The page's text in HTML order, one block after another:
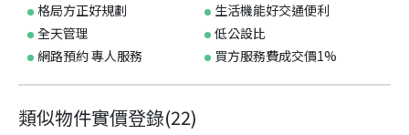
格局方正好規劃
生活機能好交通便利
全天管理
低公設比
網路預約 專人服務
買方服務費成交價1%
類似物件實價登錄(22)